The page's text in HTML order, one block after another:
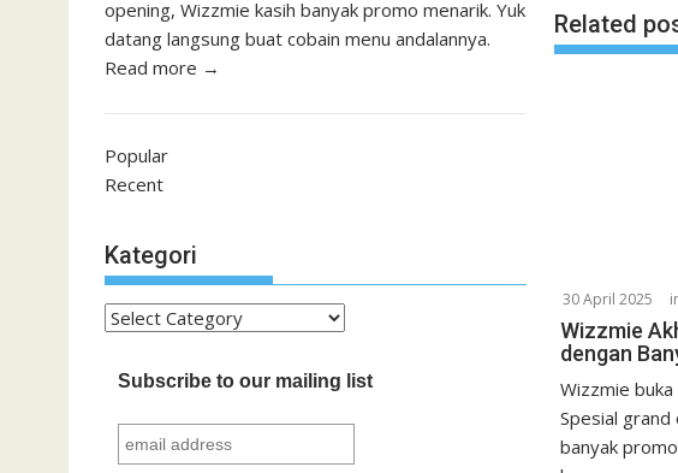
Related
30 April 2025
Wizzmie
dengan
Wizzmie
Spesial grand
banyak
opening, Wizzmie kasih banyak promo menarik. Yuk
datang langsung buat cobain menu andalannya.
Read more →
Popular
Recent
Kategori
Kategori
Subscribe to our mailing list